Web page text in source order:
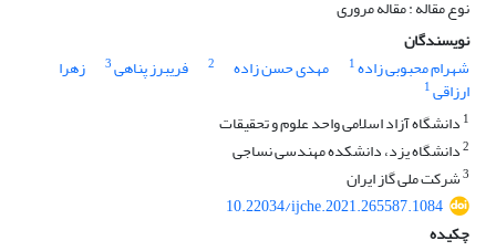
نوع مقاله : مقاله مروری
نویسندگان
شهرام محبوبی زاده1 مهدی حسن زاده 2 فریبرز پناهی3 زهرا
ارزاقی1
1 دانشگاه آزاد اسلامی واحد علوم و تحقیقات
2دانشگاه یزد، دانشکده مهندسی نساجی
3شرکت ملی گاز ایران
10.22034/ijche.2021.265587.1084
چکیده